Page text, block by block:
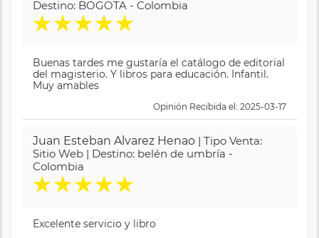
Destino: BOGOTA - Colombia
★★★★★
Buenas tardes me gustaría el catálogo de editorial
del magisterio. Y libros para educación. Infantil.
Muy amables
Opinión Recibida el: 2025-03-17
Juan Esteban Alvarez Henao | Tipo Venta:
Sitio Web | Destino: belén de umbría -
Colombia
★★★★★
Excelente servicio y libro